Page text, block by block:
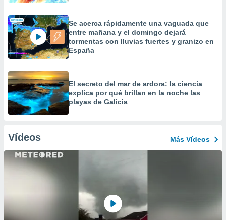
Se acerca rápidamente una vaguada que
entre mañana y el domingo dejará
tormentas con lluvias fuertes y granizo en
España
El secreto del mar de ardora: la ciencia
explica por qué brillan en la noche las
playas de Galicia
Vídeos Más Vídeos